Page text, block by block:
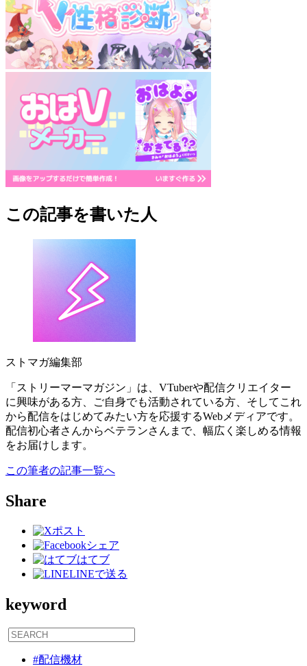
この記事を書いた人
ストマガ編集部
「ストリーマーマガジン」は、VTuberや配信クリエイター
に興味がある方、ご自身でも活動されている方、そしてこれ
から配信をはじめてみたい方を応援するWebメディアです。
配信初心者さんからベテランさんまで、幅広く楽しめる情報
をお届けします。
この筆者の記事一覧へ
Share
ポスト
シェア
はてブ
LINEで送る
keyword
#配信機材